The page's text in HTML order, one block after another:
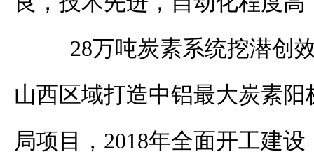
28万吨炭素系统挖潜创
山西区域打造中铝最大炭素
局项目， 2018年全面开工建设